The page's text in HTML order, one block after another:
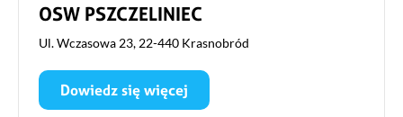
OSW PSZCZELINIEC
Ul. Wczasowa 23, 22-440 Krasnobród
Dowiedz się więcej